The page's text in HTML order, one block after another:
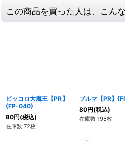
この商品を買った人は、こん
ピッコロ大魔王【PR】
{FP-040}
80円(税込)
在庫数 72枚
ブルマ【PR】
80円(税込)
在庫数 195枚